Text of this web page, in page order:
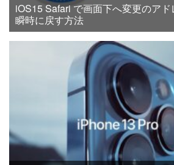
iOS15 Safari で画面下へ変更のア
瞬時に戻す方法